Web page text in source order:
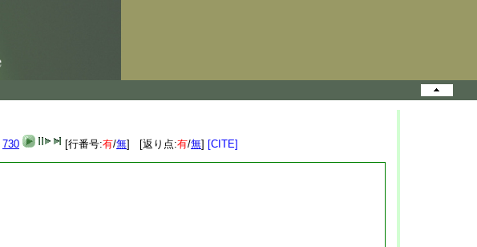
730 [行番号:有/無] [返り点:有/無] [CITE]